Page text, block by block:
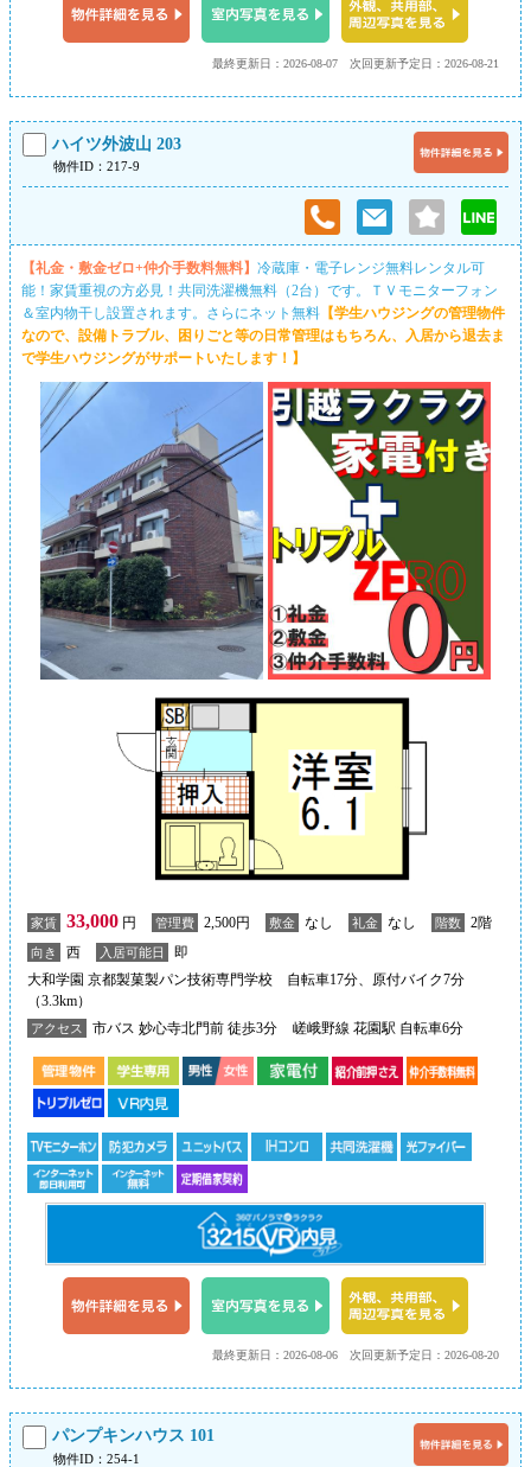
次回更新予定日：2026-08-21
最終更新日：2026-08-07
ハイツ外波山 203
物件ID：217-9
【礼金・敷金ゼロ+仲介手数料無料】 冷蔵庫・電子レンジ無料レンタル可
能！家賃重視の方必見！共同洗濯機無料（2台）です。ＴＶモニターフォン
＆室内物干し設置されます。さらにネット無料【学生ハウジングの管理物件
なので、設備トラブル、困りごと等の日常管理はもちろん、入居から退去ま
で学生ハウジングがサポートいたします！】
家賃 33,000 円 管理費 2,500円 敷金 なし 礼金 なし 階数 2階
向き 西 入居可能日
即
大和学園 京都製菓製パン技術専門学校 自転車17分、原付バイク7分
（3.3km）
アクセス 市バス 妙心寺北門前 徒歩3分 嵯峨野線 花園駅 自転車6分
次回更新予定日：2026-08-20
最終更新日：2026-08-06
パンプキンハウス 101
物件ID：254-1